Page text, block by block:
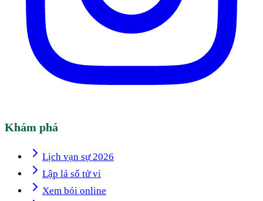
Khám phá
Lịch vạn sự 2026
Lập lá số tử vi
Xem bói online